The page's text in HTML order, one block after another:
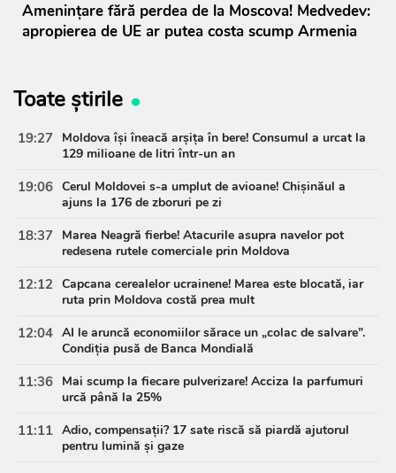
Amenințare fără perdea de la Moscova! Medvedev:
apropierea de UE ar putea costa scump Armenia
Toate știrile
19:27 Moldova își îneacă arșița în bere! Consumul a urcat la
129 milioane de litri într-un an
19:06 Cerul Moldovei s-a umplut de avioane! Chișinăul a
ajuns la 176 de zboruri pe zi
18:37 Marea Neagră fierbe! Atacurile asupra navelor pot
redesena rutele comerciale prin Moldova
12:12 Capcana cerealelor ucrainene! Marea este blocată, iar
ruta prin Moldova costă prea mult
12:04 AI le aruncă economiilor sărace un „colac de salvare”.
Condiția pusă de Banca Mondială
11:36 Mai scump la fiecare pulverizare! Acciza la parfumuri
urcă până la 25%
11:11 Adio, compensații? 17 sate riscă să piardă ajutorul
pentru lumină și gaze